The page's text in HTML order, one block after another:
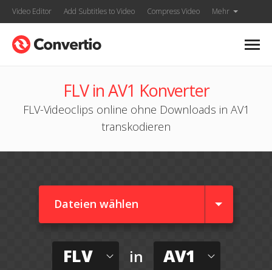
Video Editor Add Subtitles to Video Compress Video Mehr
FLV in AV1 Konverter
FLV-Videoclips online ohne Downloads in AV1
transkodieren
Dateien wählen
FLV in AV1